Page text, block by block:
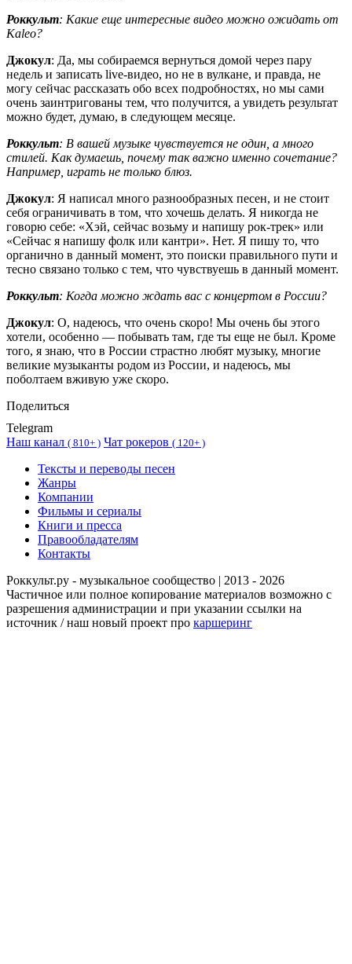
Роккульт: Какие еще интересные видео можно ожидать от
Kaleo?
Джокул: Да, мы собираемся вернуться домой через пару
недель и записать live-видео, но не в вулкане, и правда, не
могу сейчас рассказать обо всех подробностях, но мы сами
очень заинтригованы тем, что получится, а увидеть результат
можно будет, думаю, в следующем месяце.
Роккульт: В вашей музыке чувствуется не один, а много
стилей. Как думаешь, почему так важно именно сочетание?
Например, играть не только блюз.
Джокул: Я написал много разнообразных песен, и не стоит
себя ограничивать в том, что хочешь делать. Я никогда не
говорю себе: «Хэй, сейчас возьму и напишу рок-трек» или
«Сейчас я напишу фолк или кантри». Нет. Я пишу то, что
органично в данный момент, это поиски правильного пути и
тесно связано только с тем, что чувствуешь в данный момент.
Роккульт: Когда можно ждать вас с концертом в России?
Джокул: О, надеюсь, что очень скоро! Мы очень бы этого
хотели, особенно — побывать там, где ты еще не был. Кроме
того, я знаю, что в России страстно любят музыку, многие
великие музыканты родом из России, и надеюсь, мы
поболтаем вживую уже скоро.
Поделиться
Telegram
Наш канал ( 810+ ) Чат рокеров ( 120+ )
Тексты и переводы песен
Жанры
Компании
Фильмы и сериалы
Книги и пресса
Правообладателям
Контакты
Роккульт.ру - музыкальное сообщество | 2013 - 2026
Частичное или полное копирование материалов возможно с
разрешения администрации и при указании ссылки на
источник / наш новый проект про каршеринг